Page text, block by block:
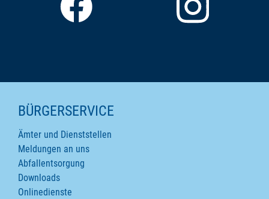
SEITENINHALTE
BÜRGERSERVICE
Ämter und Dienststellen
Meldungen an uns
Abfallentsorgung
Downloads
Onlinedienste